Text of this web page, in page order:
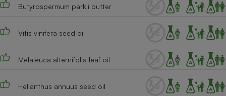
Butyrospermum parkii butter
Vitis vinifera seed oil
Melaleuca alternifolia leaf oil
Helianthus annuus seed oil
Climatiseur -